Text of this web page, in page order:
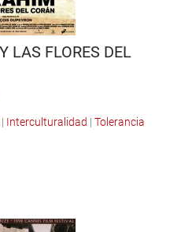
LAS FLORES DEL
| Interculturalidad | Tolerancia